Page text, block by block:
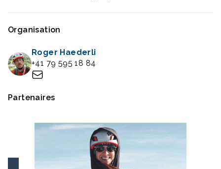
Organisation
Roger Haederli
+41 79 595 18 84
Partenaires